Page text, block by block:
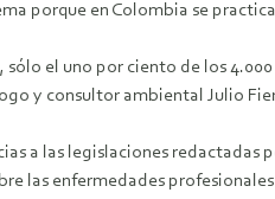
porque en Colombia se
el uno por ciento de los
y consultor ambiental Julio
a las legislaciones redactadas
las enfermedades profesionales